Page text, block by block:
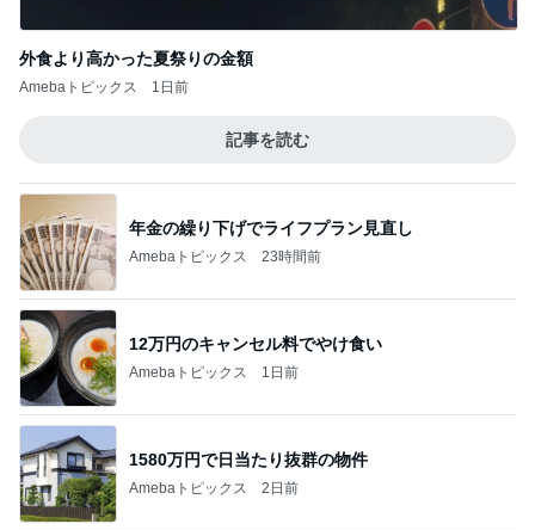
外食より高かった夏祭りの金額
Amebaトピックス 1日前
記事を読む
年金の繰り下げでライフプラン見直し
Amebaトピックス 23時間前
12万円のキャンセル料でやけ食い
Amebaトピックス 1日前
1580万円で日当たり抜群の物件
Amebaトピックス 2日前